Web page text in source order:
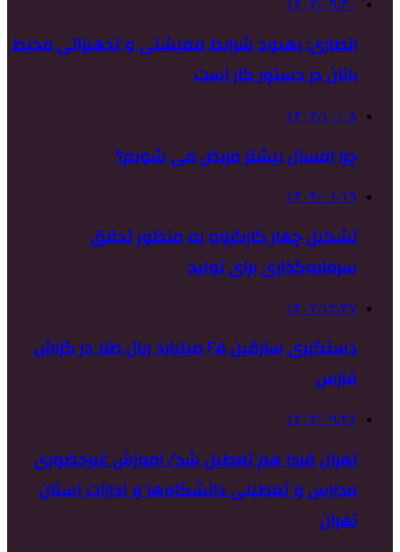
۱۴۰۳/۰۹/۳۰
انصاری: بهبود شرایط معیشتی و تجهیزاتی محیط
بانان در دستور کار است
۱۴۰۳/۱۰/۰۸
چرا امسال بیشتر مریض می‌ شویم؟‌
۱۴۰۴/۰۱/۱۹
تشکیل چهار کارگروه به منظور تحقق
سرمایه‌گذاری برای تولید
۱۴۰۲/۱۲/۲۷
دستگیری سارقین ۶۵ میلیارد ریال طلا در گراش
فارس
۱۴۰۳/۰۹/۲۶
تهران فردا هم تعطیل شد/ آموزش غیرحضوری
مدارس و تعطیلی دانشگاه‌ها و ادارات استان
تهران